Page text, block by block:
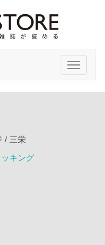
Toggle
/ 三栄
キング